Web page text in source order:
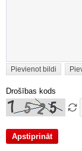
Pievienot bildi
Drošības kods